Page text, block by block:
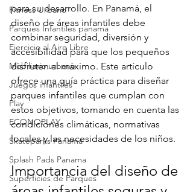
Fitness Urbano
Parques Infantiles panama
Ejercicio al Aire Libre
Mobiliario urbano
Juegos infantiles
Play
ECONOPLAY
Skateparks Panama
Splash Pads Panama
Superficies de Parques
para su desarrollo. En Panamá, el
diseño de áreas infantiles debe
combinar seguridad, diversión y
accesibilidad para que los pequeños
disfruten al máximo. Este artículo
ofrece una guía práctica para diseñar
parques infantiles que cumplan con
estos objetivos, tomando en cuenta las
condiciones climáticas, normativas
locales y las necesidades de los niños.
Importancia del diseño de